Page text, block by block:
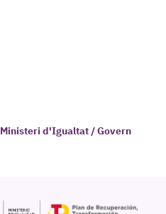
d'Igualtat / Govern